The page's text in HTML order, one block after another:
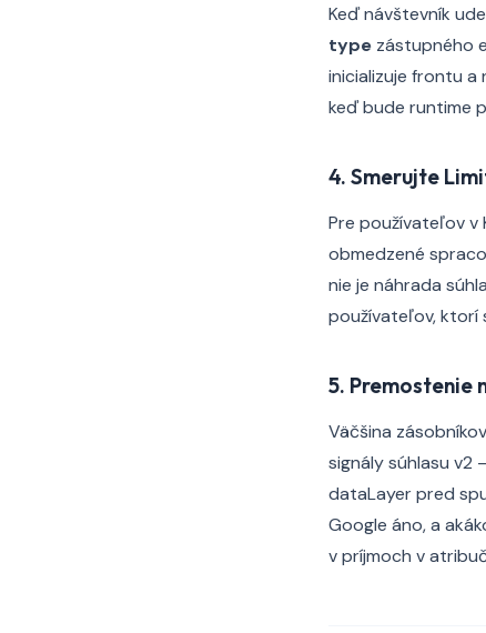
Keď návštevník
type zástupného
inicializuje frontu
keď bude runtime
4. Smerujte
Pre používateľov v
obmedzené
nie je náhrada
používateľov, ktorí
5. Premostenie
Väčšina
signály súhlasu v2
dataLayer pred
Google áno, a
v príjmoch v